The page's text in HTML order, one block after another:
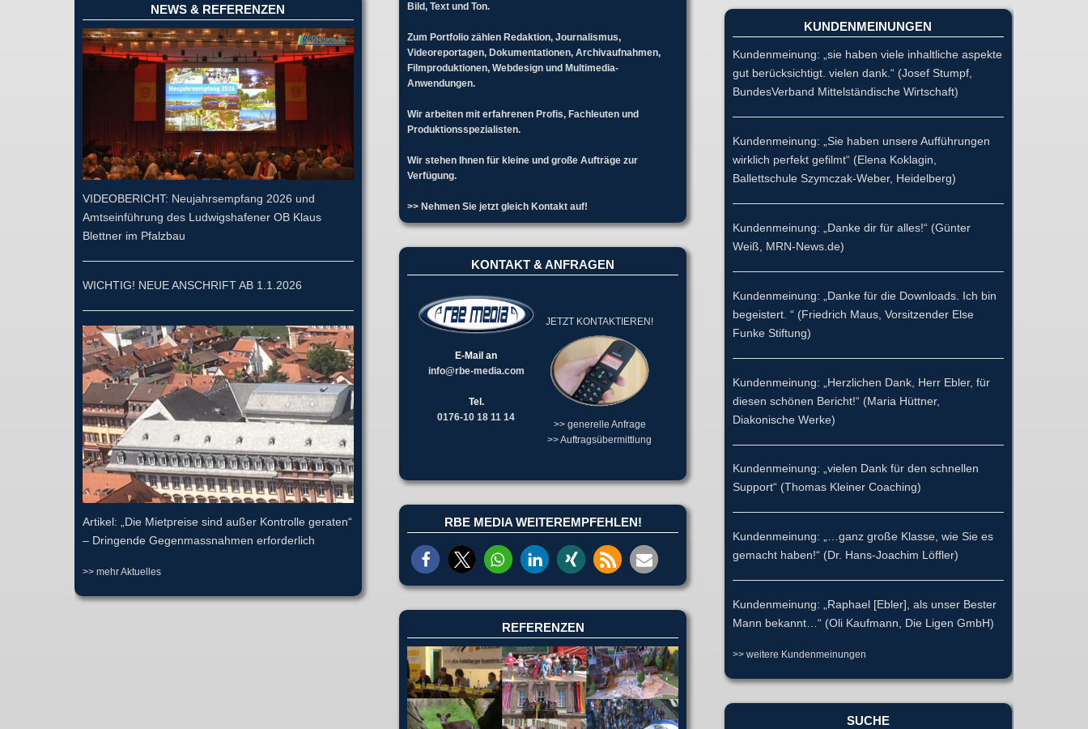
NEWS & REFERENZEN
VIDEOBERICHT: Neujahrsempfang 2026 und
Amtseinführung des Ludwigshafener OB Klaus
Blettner im Pfalzbau
WICHTIG! NEUE ANSCHRIFT AB 1.1.2026
Artikel: „Die Mietpreise sind außer Kontrolle geraten“
– Dringende Gegenmassnahmen erforderlich
>> mehr Aktuelles
Bild, Text und Ton.
Zum Portfolio zählen Redaktion, Journalismus,
Videoreportagen, Dokumentationen, Archivaufnahmen,
Filmproduktionen, Webdesign und Multimedia-
Anwendungen.
Wir arbeiten mit erfahrenen Profis, Fachleuten und
Produktionsspezialisten.
Wir stehen Ihnen für kleine und große Aufträge zur
Verfügung.
>> Nehmen Sie jetzt gleich Kontakt auf!
KONTAKT & ANFRAGEN
E-Mail an
info@rbe-media.com
Tel.
0176-10 18 11 14
JETZT KONTAKTIEREN!
>> generelle Anfrage
>> Auftragsübermittlung
RBE MEDIA WEITEREMPFEHLEN!
REFERENZEN
KUNDENMEINUNGEN
Kundenmeinung: „sie haben viele inhaltliche aspekte
gut berücksichtigt. vielen dank.“ (Josef Stumpf,
BundesVerband Mittelständische Wirtschaft)
Kundenmeinung: „Sie haben unsere Aufführungen
wirklich perfekt gefilmt“ (Elena Koklagin,
Ballettschule Szymczak-Weber, Heidelberg)
Kundenmeinung: „Danke dir für alles!“ (Günter
Weiß, MRN-News.de)
Kundenmeinung: „Danke für die Downloads. Ich bin
begeistert. “ (Friedrich Maus, Vorsitzender Else
Funke Stiftung)
Kundenmeinung: „Herzlichen Dank, Herr Ebler, für
diesen schönen Bericht!“ (Maria Hüttner,
Diakonische Werke)
Kundenmeinung: „vielen Dank für den schnellen
Support“ (Thomas Kleiner Coaching)
Kundenmeinung: „…ganz große Klasse, wie Sie es
gemacht haben!“ (Dr. Hans-Joachim Löffler)
Kundenmeinung: „Raphael [Ebler], als unser Bester
Mann bekannt…“ (Oli Kaufmann, Die Ligen GmbH)
>> weitere Kundenmeinungen
SUCHE